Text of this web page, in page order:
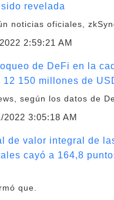
revelada
noticias oficiales,
2:59:21 AM
de DeFi en la
12 150 millones de
según los datos de
2022 3:05:18 AM
de valor integral de
cayó a 164,8
que.